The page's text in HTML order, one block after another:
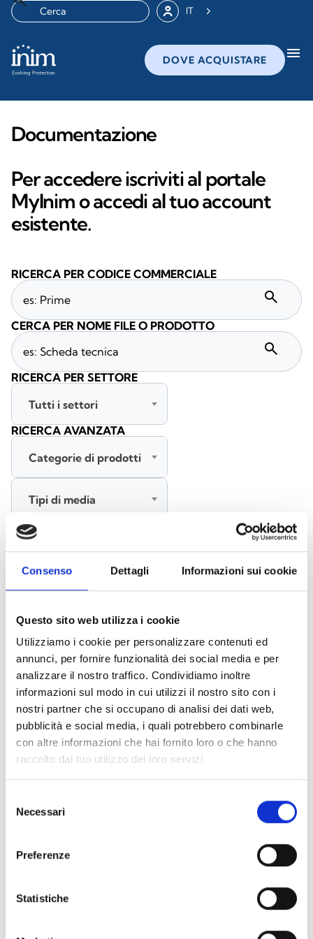
Consenso Dettagli Informazioni sui cookie
Questo sito web utilizza i cookie
Utilizziamo i cookie per personalizzare contenuti ed
annunci, per fornire funzionalità dei social media e per
analizzare il nostro traffico. Condividiamo inoltre
informazioni sul modo in cui utilizzi il nostro sito con i
nostri partner che si occupano di analisi dei dati web,
pubblicità e social media, i quali potrebbero combinarle
con altre informazioni che hai fornito loro o che hanno
raccolto dal tuo utilizzo dei loro servizi.
delNecessari
Preferenze
Statistiche
IT
DOVE ACQUISTARE menu
Documentazione
Per accedere iscriviti al portale
MyInim o accedi al tuo account
esistente.
Accessori Basi EB00 - Materiali(47)
Accessori per test dei rivelatori - Materiali
Accessori rivelatori Enea
Accessori Senseware
Accessori Serie Industrial
Air2-Aria/W
Documenti
Seleziona tutti
Accedi, prima di scaricare i contenuti con icona
lock
RICERCA PER CODICE COMMERCIALE
search
CERCA PER NOME FILE O PRODOTTO
search
RICERCA PER SETTORE
Tutti i settori
RICERCA AVANZATA
Categorie di prodotti
Tipi di media
Tutte le lingue
CERCA